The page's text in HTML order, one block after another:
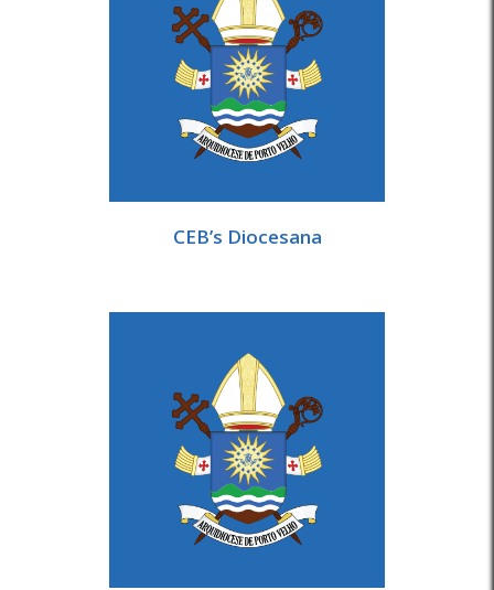
CEB’s Diocesana